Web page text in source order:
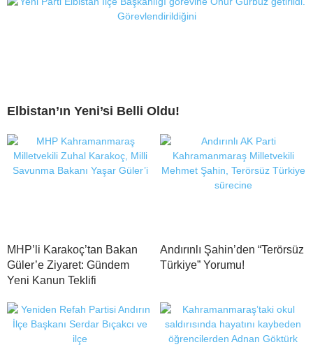
Elbistan’ın Yeni’si Belli Oldu!
MHP’li Karakoç’tan Bakan
Güler’e Ziyaret: Gündem
Yeni Kanun Teklifi
Andırınlı Şahin’den “Terörsüz
Türkiye” Yorumu!